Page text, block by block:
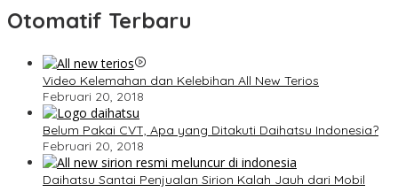
Otomatif Terbaru
Video Kelemahan dan Kelebihan All New Terios
Februari 20, 2018
Belum Pakai CVT, Apa yang Ditakuti Daihatsu Indonesia?
Februari 20, 2018
Daihatsu Santai Penjualan Sirion Kalah Jauh dari Mobil